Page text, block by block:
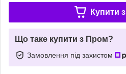
Купити з
Що таке купити з Пром?
Замовлення під захистом